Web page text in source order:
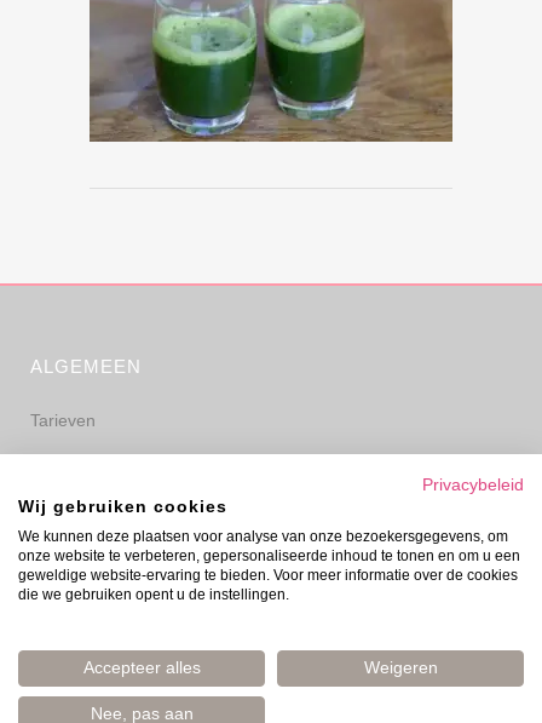
ALGEMEEN
Tarieven
Privacyverklaring
Disclaimer
Privacybeleid
Wij gebruiken cookies
We kunnen deze plaatsen voor analyse van onze bezoekersgegevens, om
onze website te verbeteren, gepersonaliseerde inhoud te tonen en om u een
geweldige website-ervaring te bieden. Voor meer informatie over de cookies
die we gebruiken opent u de instellingen.
Accepteer alles Weigeren
Nee, pas aan